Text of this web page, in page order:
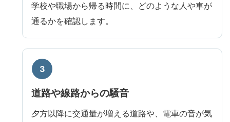
学校や職場から帰る時間に、どのような人や車が
通るかを確認します。
道路や線路からの騒音
夕方以降に交通量が増える道路や、電車の音が気